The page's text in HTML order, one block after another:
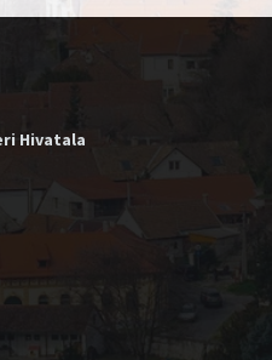
Hivatala